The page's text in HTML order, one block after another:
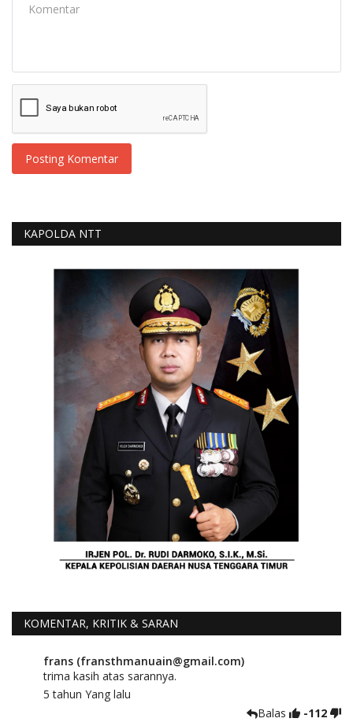
Posting Komentar
KAPOLDA NTT
KOMENTAR, KRITIK & SARAN
frans (fransthmanuain@gmail.com)
trima kasih atas sarannya.
5 tahun Yang lalu
Balas
-112